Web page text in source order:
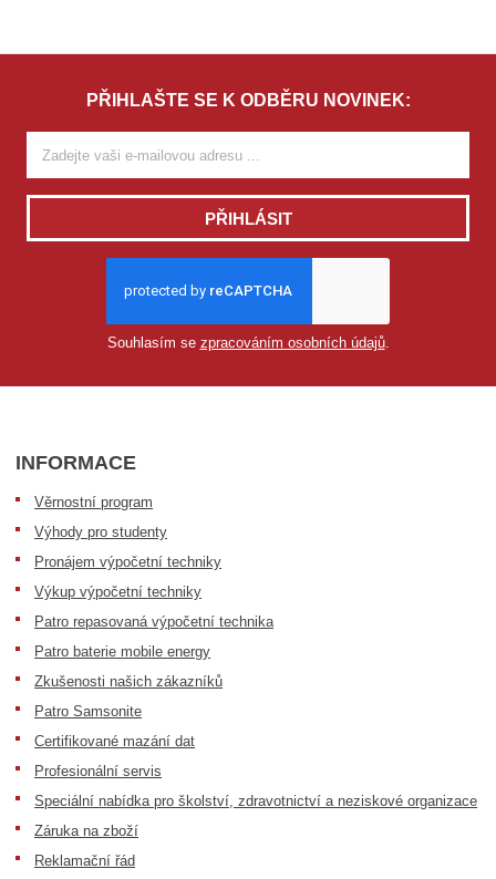
PŘIHLAŠTE SE K ODBĚRU NOVINEK:
PŘIHLÁSIT
Souhlasím se zpracováním osobních údajů.
INFORMACE
Věrnostní program
Výhody pro studenty
Pronájem výpočetní techniky
Výkup výpočetní techniky
Patro repasovaná výpočetní technika
Patro baterie mobile energy
Zkušenosti našich zákazníků
Patro Samsonite
Certifikované mazání dat
Profesionální servis
Speciální nabídka pro školství, zdravotnictví a neziskové organizace
Záruka na zboží
Reklamační řád